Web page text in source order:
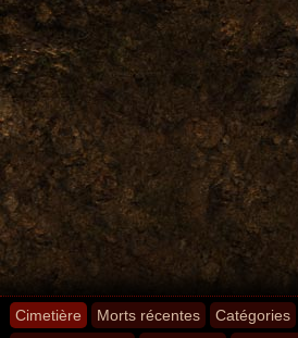
Cimetière Morts récentes Catégories